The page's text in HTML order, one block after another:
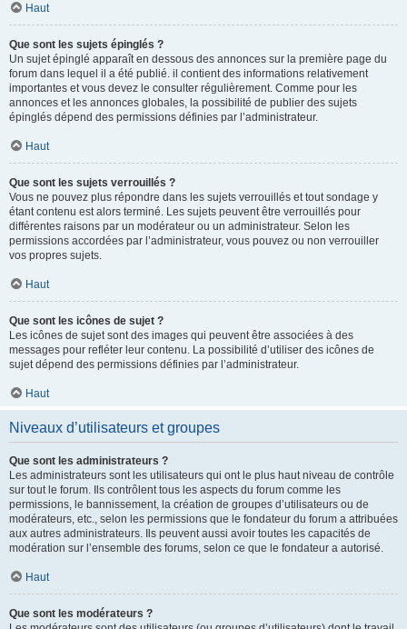
Haut
Que sont les sujets épinglés ?
Un sujet épinglé apparaît en dessous des annonces sur la première page du
forum dans lequel il a été publié. il contient des informations relativement
importantes et vous devez le consulter régulièrement. Comme pour les
annonces et les annonces globales, la possibilité de publier des sujets
épinglés dépend des permissions définies par l’administrateur.
Haut
Que sont les sujets verrouillés ?
Vous ne pouvez plus répondre dans les sujets verrouillés et tout sondage y
étant contenu est alors terminé. Les sujets peuvent être verrouillés pour
différentes raisons par un modérateur ou un administrateur. Selon les
permissions accordées par l’administrateur, vous pouvez ou non verrouiller
vos propres sujets.
Haut
Que sont les icônes de sujet ?
Les icônes de sujet sont des images qui peuvent être associées à des
messages pour refléter leur contenu. La possibilité d’utiliser des icônes de
sujet dépend des permissions définies par l’administrateur.
Haut
Niveaux d’utilisateurs et groupes
Que sont les administrateurs ?
Les administrateurs sont les utilisateurs qui ont le plus haut niveau de contrôle
sur tout le forum. Ils contrôlent tous les aspects du forum comme les
permissions, le bannissement, la création de groupes d’utilisateurs ou de
modérateurs, etc., selon les permissions que le fondateur du forum a attribuées
aux autres administrateurs. Ils peuvent aussi avoir toutes les capacités de
modération sur l’ensemble des forums, selon ce que le fondateur a autorisé.
Haut
Que sont les modérateurs ?